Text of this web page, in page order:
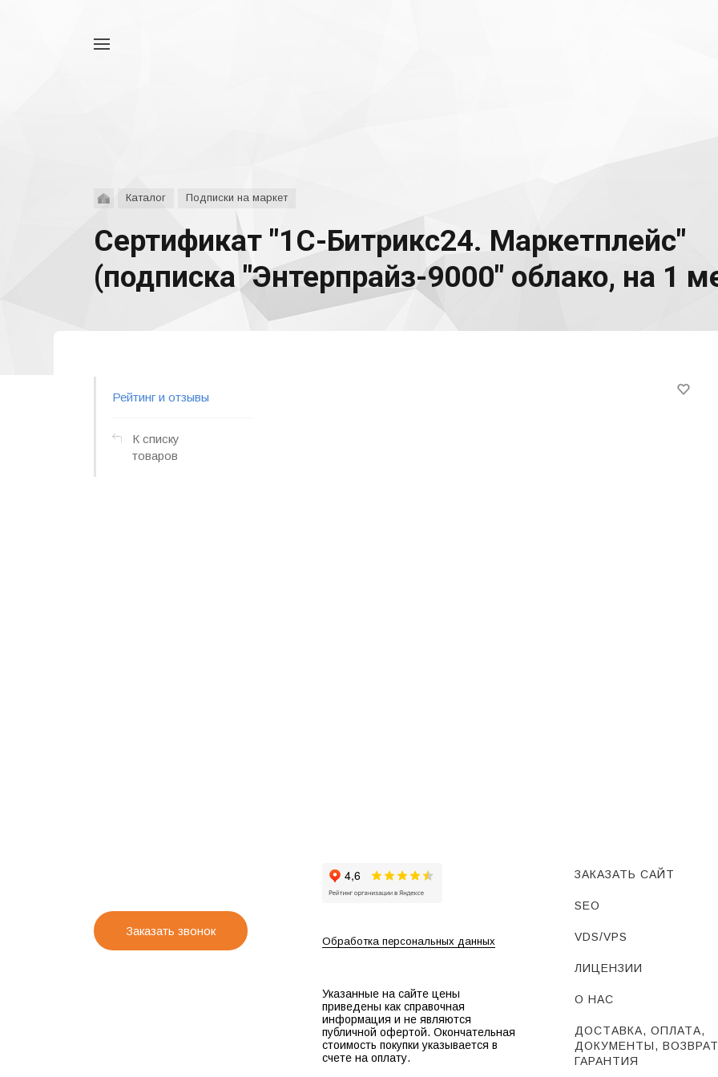
Каталог Подписки на маркет
Сертификат "1С-Битрикс24. Маркетплейс"
(подписка "Энтерпрайз-9000" облако, на 1
Рейтинг и отзывы
К списку
товаров
Заказать звонок
Обработка персональных данных
Указанные на сайте цены
приведены как справочная
информация и не являются
публичной офертой. Окончательная
стоимость покупки указывается в
счете на оплату.
ЗАКАЗАТЬ САЙТ
SEO
VDS/VPS
ЛИЦЕНЗИИ
О НАС
ДОСТАВКА, ОПЛАТА,
ДОКУМЕНТЫ,
ГАРАНТИЯ